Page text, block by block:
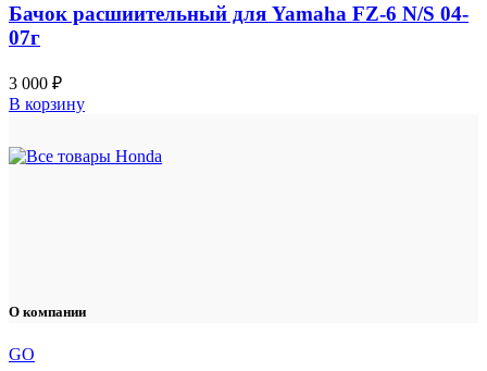
Бачок расшиительный для Yamaha FZ-6 N/S 04-
07г
3 000 ₽
В корзину
О компании
GO